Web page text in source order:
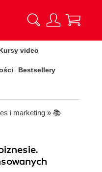
video
Bestsellery
i marketing » 📚